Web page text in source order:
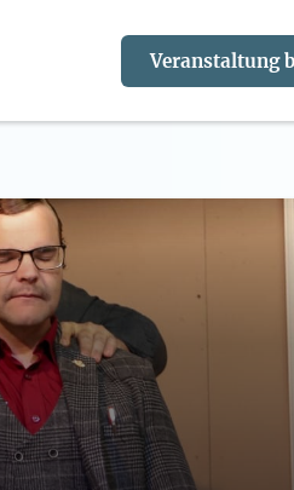
Veranstaltung